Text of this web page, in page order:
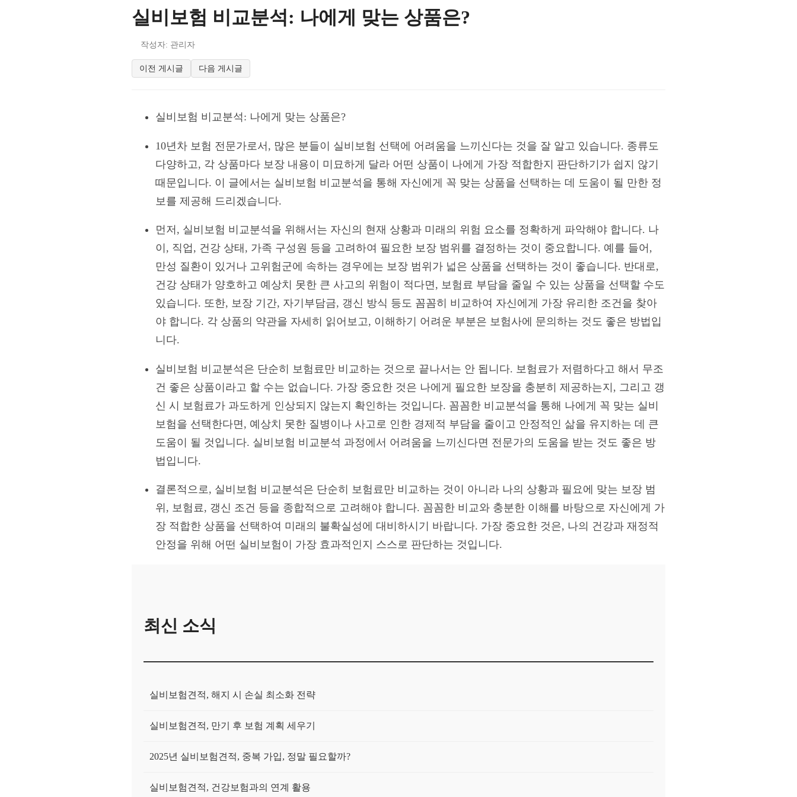
실비보험 비교분석: 나에게 맞는 상품은?
작성자: 관리자
이전 게시글 다음 게시글
실비보험 비교분석: 나에게 맞는 상품은?
10년차 보험 전문가로서, 많은 분들이 실비보험 선택에 어려움을 느끼신다는 것을 잘 알고 있습니다. 종류도
다양하고, 각 상품마다 보장 내용이 미묘하게 달라 어떤 상품이 나에게 가장 적합한지 판단하기가 쉽지 않기
때문입니다. 이 글에서는 실비보험 비교분석을 통해 자신에게 꼭 맞는 상품을 선택하는 데 도움이 될 만한 정
보를 제공해 드리겠습니다.
먼저, 실비보험 비교분석을 위해서는 자신의 현재 상황과 미래의 위험 요소를 정확하게 파악해야 합니다. 나
이, 직업, 건강 상태, 가족 구성원 등을 고려하여 필요한 보장 범위를 결정하는 것이 중요합니다. 예를 들어,
만성 질환이 있거나 고위험군에 속하는 경우에는 보장 범위가 넓은 상품을 선택하는 것이 좋습니다. 반대로,
건강 상태가 양호하고 예상치 못한 큰 사고의 위험이 적다면, 보험료 부담을 줄일 수 있는 상품을 선택할 수도
있습니다. 또한, 보장 기간, 자기부담금, 갱신 방식 등도 꼼꼼히 비교하여 자신에게 가장 유리한 조건을 찾아
야 합니다. 각 상품의 약관을 자세히 읽어보고, 이해하기 어려운 부분은 보험사에 문의하는 것도 좋은 방법입
니다.
실비보험 비교분석은 단순히 보험료만 비교하는 것으로 끝나서는 안 됩니다. 보험료가 저렴하다고 해서 무조
건 좋은 상품이라고 할 수는 없습니다. 가장 중요한 것은 나에게 필요한 보장을 충분히 제공하는지, 그리고 갱
신 시 보험료가 과도하게 인상되지 않는지 확인하는 것입니다. 꼼꼼한 비교분석을 통해 나에게 꼭 맞는 실비
보험을 선택한다면, 예상치 못한 질병이나 사고로 인한 경제적 부담을 줄이고 안정적인 삶을 유지하는 데 큰
도움이 될 것입니다. 실비보험 비교분석 과정에서 어려움을 느끼신다면 전문가의 도움을 받는 것도 좋은 방
법입니다.
결론적으로, 실비보험 비교분석은 단순히 보험료만 비교하는 것이 아니라 나의 상황과 필요에 맞는 보장 범
위, 보험료, 갱신 조건 등을 종합적으로 고려해야 합니다. 꼼꼼한 비교와 충분한 이해를 바탕으로 자신에게 가
장 적합한 상품을 선택하여 미래의 불확실성에 대비하시기 바랍니다. 가장 중요한 것은, 나의 건강과 재정적
안정을 위해 어떤 실비보험이 가장 효과적인지 스스로 판단하는 것입니다.
최신 소식
실비보험견적, 해지 시 손실 최소화 전략
실비보험견적, 만기 후 보험 계획 세우기
2025년 실비보험견적, 중복 가입, 정말 필요할까?
실비보험견적, 건강보험과의 연계 활용